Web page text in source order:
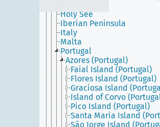
Holy See
Iberian Peninsula
Italy
Malta
Portugal
Azores (Portugal)
Faial Island (Portugal)
Flores Island (Portugal)
Graciosa Island
Island of Corvo
Pico Island (Portugal)
Santa Maria Island
São Jorge Island